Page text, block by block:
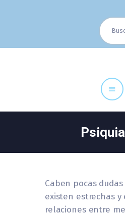
Buscar:
Cuadro Médico
Especialidades
Caben pocas
existen estrechas y
relaciones entre